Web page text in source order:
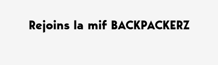
Rejoins la mif BACKPACKERZ